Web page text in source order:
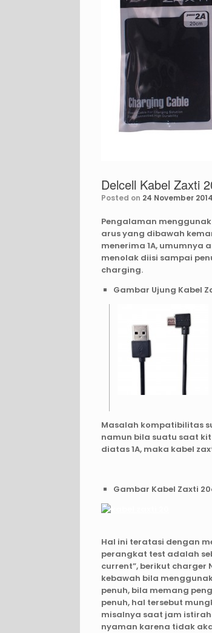
Delcell Kabel Zaxti
Posted on 24 November 2014
Pengalaman
arus yang dibawah
menerima 1A, umumnya
menolak diisi sampai
charging.
Gambar Ujung Kabel
Masalah kompatibilitas
namun bila suatu saat
diatas 1A, maka kabel
Gambar Kabel Zaxti
Hal ini teratasi dengan
perangkat test adalah
current”, berikut charger
kebawah bila
penuh, bila memang
penuh, hal tersebut
misalnya saat jam
nyaman karena tidak